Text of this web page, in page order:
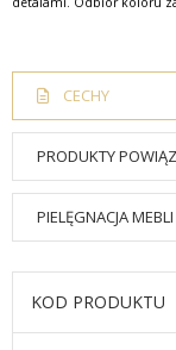
CECHY
PRODUKTY
PIELĘGNACJA MEBLI
KOD PRODUKTU